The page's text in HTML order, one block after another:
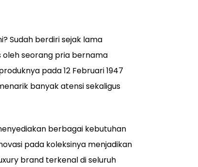
Sudah berdiri sejak lama
oleh seorang pria bernama
pada 12 Februari 1947
banyak atensi sekaligus
berbagai kebutuhan
pada koleksinya menjadikan
brand terkenal di seluruh